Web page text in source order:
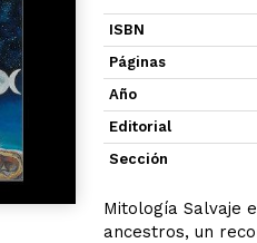
ISBN
Páginas
Año
Editorial
Sección
Mitología Salvaje
ancestros, un